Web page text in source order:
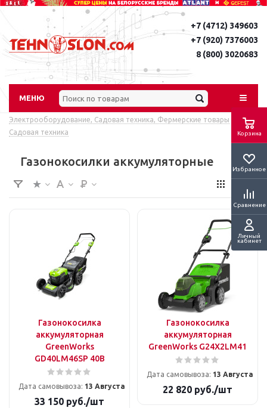
Корзина
Избранное
Сравнение
Личный
кабинет
+7 (4712) 349603
+7 (920) 7376003
8 (800) 3020683
МЕНЮ
Электрооборудование, Садовая техника, Фермерские товары
Садовая техника
Газонокосилки аккумуляторные
Газонокосилка
аккумуляторная
GreenWorks
GD40LM46SP 40В
Дата самовывоза: 13 Августа
33 150 руб./шт
Газонокосилка
аккумуляторная
GreenWorks G24X2LM41
Дата самовывоза: 13 Августа
22 820 руб./шт